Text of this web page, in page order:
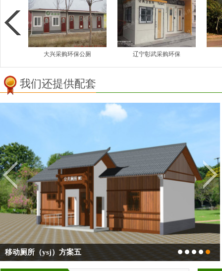
辽宁彰武采购环保 云南勐巴拉生态厕
我们还提供配套
移动厕所（ysj）方案五